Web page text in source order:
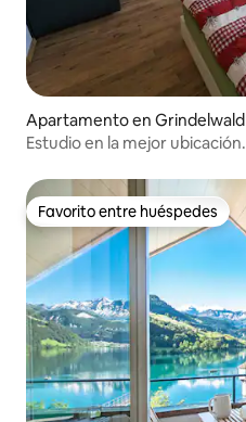
Apartamento en Grindelwald
Estudio en la mejor ubicación.
Favorito entre huéspedes
Favorito entre huéspedes